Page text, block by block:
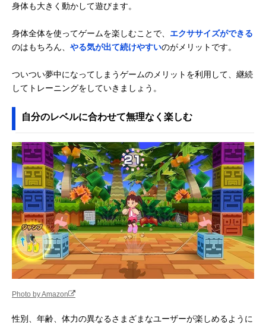
身体も大きく動かして遊びます。
身体全体を使ってゲームを楽しむことで、 エクササイズができる
のはもちろん、 やる気が出て続けやすいのがメリットです。
ついつい夢中になってしまうゲームのメリットを利用して、継続
してトレーニングをしていきましょう。
自分のレベルに合わせて無理なく楽しむ
Photo by Amazon
性別、年齢、体力の異なるさまざまなユーザーが楽しめるように